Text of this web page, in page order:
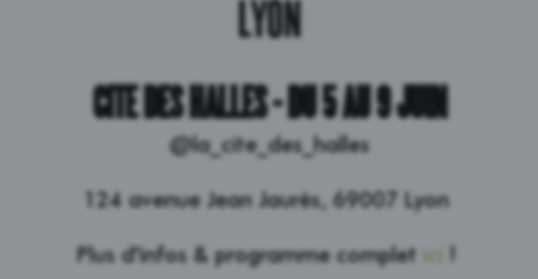
LYON
CITE DES HALLES - DU 5 AU 9 JUIN
@la_cite_des_halles
124 avenue Jean Jaurès, 69007 Lyon
Plus d'infos & programme complet ici !